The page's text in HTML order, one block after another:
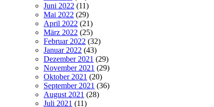
Juni 2022 (11)
Mai 2022 (29)
April 2022 (21)
März 2022 (25)
Februar 2022 (32)
Januar 2022 (43)
Dezember 2021 (29)
November 2021 (29)
Oktober 2021 (20)
September 2021 (36)
August 2021 (28)
Juli 2021 (11)